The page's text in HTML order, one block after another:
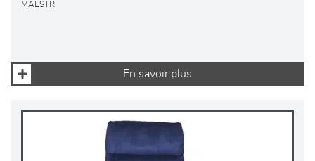
MAESTRI
En savoir plus